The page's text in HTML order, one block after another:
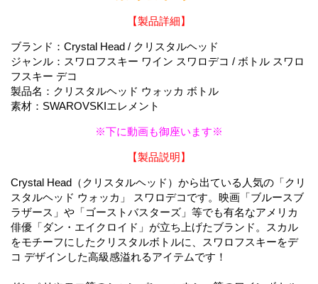
【製品詳細】
ブランド：Crystal Head / クリスタルヘッド
ジャンル：スワロフスキー ワイン スワロデコ / ボトル スワロ
フスキー デコ
製品名：クリスタルヘッド ウォッカ ボトル
素材：SWAROVSKIエレメント
※下に動画も御座います※
【製品説明】
Crystal Head（クリスタルヘッド）から出ている人気の「クリ
スタルヘッド ウォッカ」 スワロデコです。映画「ブルースブ
ラザース」や「ゴーストバスターズ」等でも有名なアメリカ
俳優「ダン・エイクロイド」が立ち上げたブランド。スカル
をモチーフにしたクリスタルボトルに、スワロフスキーをデ
コ デザインした高級感溢れるアイテムです！